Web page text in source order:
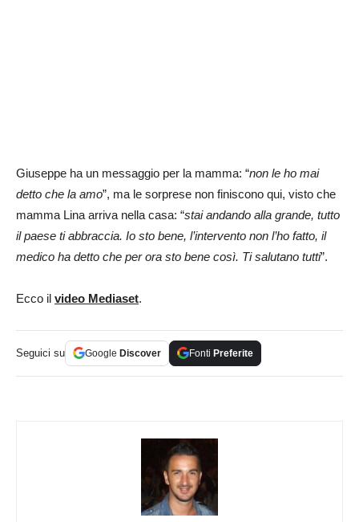
Giuseppe ha un messaggio per la mamma: “non le ho mai
detto che la amo”, ma le sorprese non finiscono qui, visto che
mamma Lina arriva nella casa: “stai andando alla grande, tutto
il paese ti abbraccia. Io sto bene, l’intervento non l’ho fatto, il
medico ha detto che per ora sto bene così. Ti salutano tutti”.
Ecco il video Mediaset.
Seguici su Google Discover Fonti Preferite